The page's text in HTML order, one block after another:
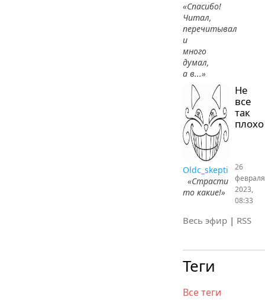
«Спасибо!
Читал,
перечитывал
и
много
думал,
а в...»
Не
все
так
плохо
Oldc_skepti
«Страсти
то какие!»
26
февраля
2023,
08:33
Весь эфир | RSS
Теги
Все теги